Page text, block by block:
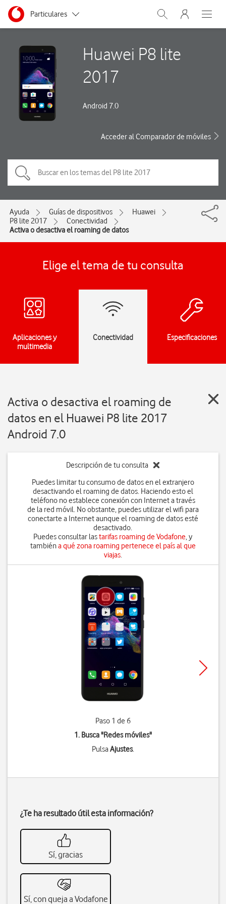
Ir a la pagina principal de vodafone.es
Menu navegación Segmento
Particulares
Pymes
Grandes empresas
y AA.PP.
Abrir buscador. Abre
Abre
Huawei P8 lite
2017
Android 7.0
Acceder al Comparador de móviles
Ayuda Guías de dispositivos
Huawei
P8 lite 2017
Conectividad
Activa o desactiva el roaming de datos
Elige el tema de tu consulta
Aplicaciones y
multimedia
Conectividad Especificaciones
Activa o desactiva el roaming de
datos en el Huawei P8 lite 2017
Android 7.0
Descripción de tu consulta
Puedes limitar tu consumo de datos en el extranjero
desactivando el roaming de datos. Haciendo esto el
teléfono no establece conexión con Internet a través
de la red móvil. No obstante, puedes utilizar el wifi para
conectarte a Internet aunque el roaming de datos esté
desactivado.
Puedes consultar lastarifas roaming de Vodafone, y
tambiéna qué zona roaming pertenece el país al que
viajas.
Paso 1 de 6
1. Busca "Redes móviles"
PulsaAjustes.
¿Te ha resultado útil esta información?
Sí, gracias
Sí, con queja a Vodafone